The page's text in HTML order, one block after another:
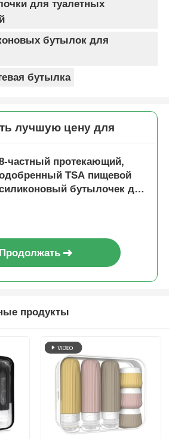
для туалетных
бутылок для
бутылка
лучшую цену для
частный протекающий,
TSA пищевой
бутылочек для
Продолжать
продукты